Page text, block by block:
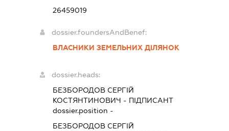
26459019
dossier.foundersAndBenef:
ВЛАСНИКИ ЗЕМЕЛЬНИХ ДІЛЯНОК
dossier.heads:
БЕЗБОРОДОВ СЕРГІЙ
КОСТЯНТИНОВИЧ - ПІДПИСАНТ
dossier.position -
БЕЗБОРОДОВ СЕРГІЙ